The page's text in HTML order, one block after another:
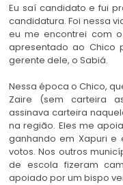
Eu saí candidato e fui
candidatura. Foi nessa
eu me encontrei com o
apresentado ao Chico
gerente dele, o Sabiá.
Nessa época o Chico,
Zaire (sem carteira
assinava carteira
na região. Eles me
ganhando em Xapuri e
votos. Nos outros
de escola fizeram
apoiado por um bispo